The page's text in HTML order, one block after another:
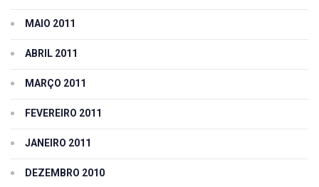
MAIO 2011
ABRIL 2011
MARÇO 2011
FEVEREIRO 2011
JANEIRO 2011
DEZEMBRO 2010